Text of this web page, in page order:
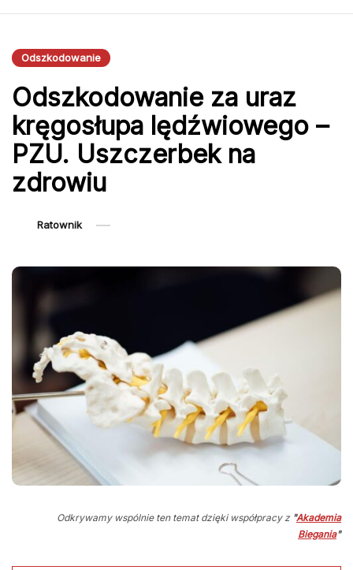
medycyny oraz
ratownictwa
Odszkodowanie
Odszkodowanie za uraz
kręgosłupa lędźwiowego –
PZU. Uszczerbek na
zdrowiu
Ratownik
Odkrywamy wspólnie ten temat dzięki współpracy z "Akademia
Biegania"